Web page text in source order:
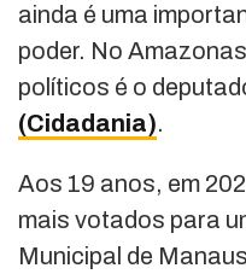
ainda é uma
poder. No
políticos é o
(Cidadania).
Aos 19 anos, em
mais votados para
Municipal de